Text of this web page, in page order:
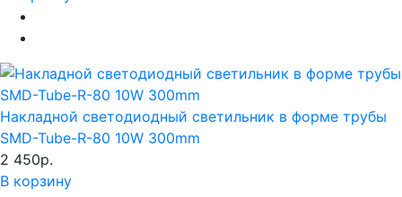
Накладной светодиодный светильник в форме трубы
SMD-Tube-R-80 10W 300mm
2 450р.
В корзину